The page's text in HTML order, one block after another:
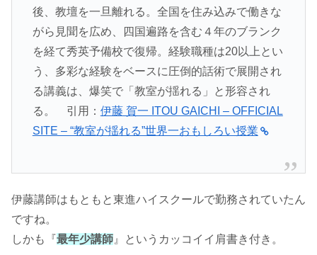
後、教壇を一旦離れる。全国を住み込みで働きな
がら見聞を広め、四国遍路を含む４年のブランク
を経て秀英予備校で復帰。経験職種は20以上とい
う、多彩な経験をベースに圧倒的話術で展開され
る講義は、爆笑で「教室が揺れる」と形容され
る。 引用： 伊藤 賀一 ITOU GAICHI – OFFICIAL
SITE – “教室が揺れる”世界一おもしろい授業
伊藤講師はもともと東進ハイスクールで勤務されていたん
ですね。
しかも『最年少講師 』というカッコイイ肩書き付き。